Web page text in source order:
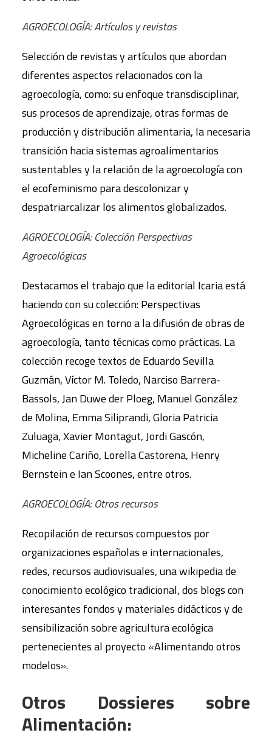
AGROECOLOGÍA: Artículos y revistas
Selección de revistas y artículos que abordan
diferentes aspectos relacionados con la
agroecología, como: su enfoque transdisciplinar,
sus procesos de aprendizaje, otras formas de
producción y distribución alimentaria, la necesaria
transición hacia sistemas agroalimentarios
sustentables y la relación de la agroecología con
el ecofeminismo para descolonizar y
despatriarcalizar los alimentos globalizados.
AGROECOLOGÍA: Colección Perspectivas
Agroecológicas
Destacamos el trabajo que la editorial Icaria está
haciendo con su colección: Perspectivas
Agroecológicas en torno a la difusión de obras de
agroecología, tanto técnicas como prácticas. La
colección recoge textos de Eduardo Sevilla
Guzmán, Víctor M. Toledo, Narciso Barrera-
Bassols, Jan Duwe der Ploeg, Manuel González
de Molina, Emma Siliprandi, Gloria Patricia
Zuluaga, Xavier Montagut, Jordi Gascón,
Micheline Cariño, Lorella Castorena, Henry
Bernstein e Ian Scoones, entre otros.
AGROECOLOGÍA: Otros recursos
Recopilación de recursos compuestos por
organizaciones españolas e internacionales,
redes, recursos audiovisuales, una wikipedia de
conocimiento ecológico tradicional, dos blogs con
interesantes fondos y materiales didácticos y de
sensibilización sobre agricultura ecológica
pertenecientes al proyecto «Alimentando otros
modelos».
Otros Dossieres sobre
Alimentación: